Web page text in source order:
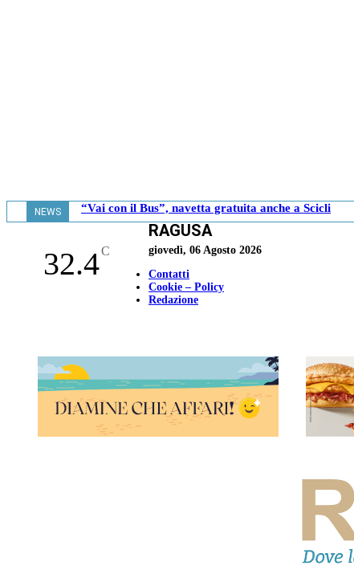
NEWS “Vai con il Bus”, navetta gratuita anche a Scicli
32.4C
RAGUSA
giovedì, 06 Agosto 2026
Contatti
Cookie – Policy
Redazione